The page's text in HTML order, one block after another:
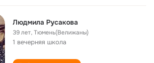
Людмила Русакова
39 лет,Тюмень(Велижаны)
1 вечерняя школа